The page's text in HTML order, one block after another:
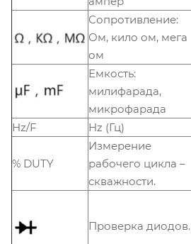
Сопротивление:
Ом, кило ом, мега
ом
Емкость:
милифарада,
микрофарада
Hz/F
Hz (Гц)
% DUTY
Измерение
рабочего цикла –
скважности.
Проверка диодов.